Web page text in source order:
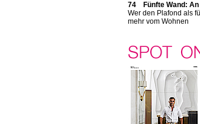
74 Fünfte Wand: An
Wer den Plafond als
mehr vom Wohnen